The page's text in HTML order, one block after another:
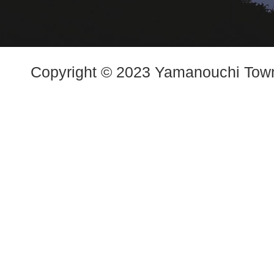
Copyright © 2023 Yamanouchi